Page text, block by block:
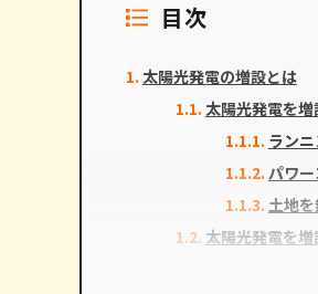
目次
太陽光発電の増設とは
太陽光発電を
ラン
パワ
土地
太陽光発電を
発電